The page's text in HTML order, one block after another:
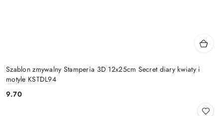
Szablon zmywalny Stamperia 3D 12x25cm Secret diary kwiaty i
motyle KSTDL94
Cena:
9.70